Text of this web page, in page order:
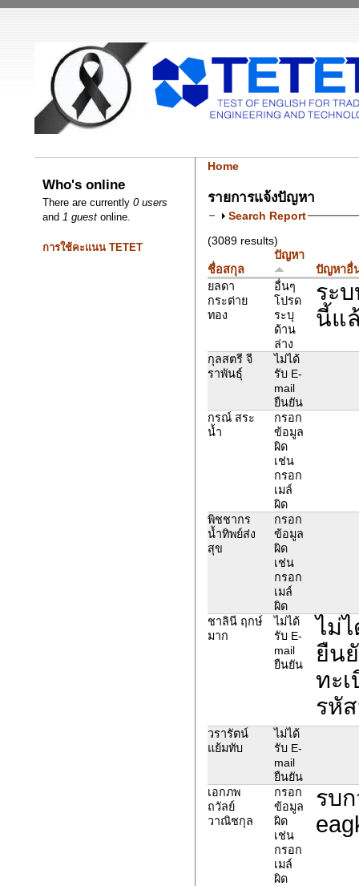
Who's online
There are currently0 users
and 1 guest online.
การใช้คะแนน TETET
Home
รายการแจ้งปัญหา
Search Report
(3089 results)
ชื่อสกุล
ปัญหา
ปัญหาอื่
ยลดา
กระต่าย
ทอง
อื่นๆ
โปรด
ระบุ
ด้าน
ล่าง
ระ
นี้แ
กุลสตรี จี
ราพันธุ์
ไม่ได้
รับ E-
mail
ยืนยัน
กรณ์ สระ
น้ำ
กรอก
ข้อมูล
ผิด
เช่น
กรอก
เมล์
ผิด
พิชชากร
น้ำทิพย์ส่ง
สุข
กรอก
ข้อมูล
ผิด
เช่น
กรอก
เมล์
ผิด
ชาลินี ฤกษ์
มาก
ไม่ได้
รับ E-
mail
ยืนยัน
ไม่
ยืน
ทะ
รหั
วรารัตน์
แย้มทับ
ไม่ได้
รับ E-
mail
ยืนยัน
เอกภพ
ถวัลย์
วาณิชกุล
กรอก
ข้อมูล
ผิด
เช่น
กรอก
เมล์
ผิด
รบ